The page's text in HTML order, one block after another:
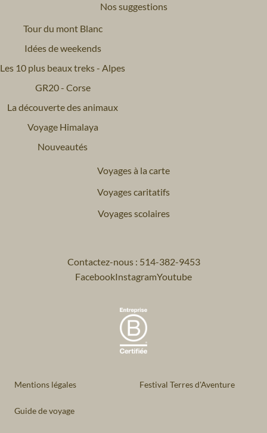
Nos suggestions
Tour du mont Blanc
Idées de weekends
Les 10 plus beaux treks - Alpes
GR20 - Corse
La découverte des animaux
Voyage Himalaya
Nouveautés
Voyages à la carte
Voyages caritatifs
Voyages scolaires
Contactez-nous : 514-382-9453
FacebookInstagramYoutube
Mentions légales Festival Terres d'Aventure
Guide de voyage